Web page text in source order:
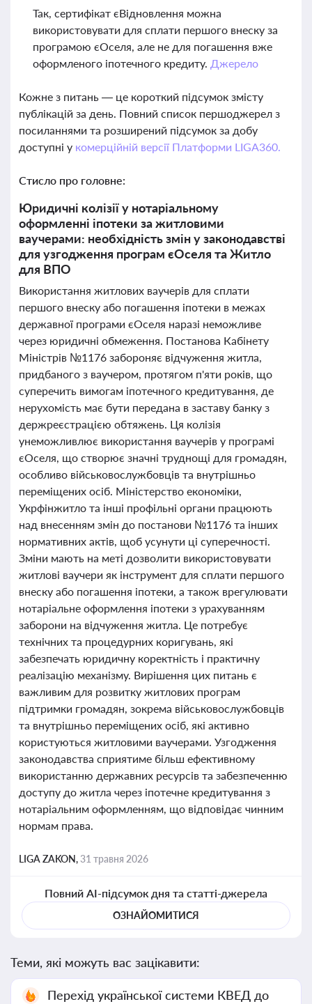
Так, сертифікат єВідновлення можна
використовувати для сплати першого внеску за
програмою єОселя, але не для погашення вже
оформленого іпотечного кредиту. Джерело
Кожне з питань — це короткий підсумок змісту
публікацій за день. Повний список першоджерел з
посиланнями та розширений підсумок за добу
доступні у комерційній версії Платформи LIGA360.
Стисло про головне:
Юридичні колізії у нотаріальному
оформленні іпотеки за житловими
ваучерами: необхідність змін у законодавстві
для узгодження програм єОселя та Житло
для ВПО
Використання житлових ваучерів для сплати
першого внеску або погашення іпотеки в межах
державної програми єОселя наразі неможливе
через юридичні обмеження. Постанова Кабінету
Міністрів №1176 забороняє відчуження житла,
придбаного з ваучером, протягом п'яти років, що
суперечить вимогам іпотечного кредитування, де
нерухомість має бути передана в заставу банку з
держреєстрацією обтяжень. Ця колізія
унеможливлює використання ваучерів у програмі
єОселя, що створює значні труднощі для громадян,
особливо військовослужбовців та внутрішньо
переміщених осіб. Міністерство економіки,
Укрфінжитло та інші профільні органи працюють
над внесенням змін до постанови №1176 та інших
нормативних актів, щоб усунути ці суперечності.
Зміни мають на меті дозволити використовувати
житлові ваучери як інструмент для сплати першого
внеску або погашення іпотеки, а також врегулювати
нотаріальне оформлення іпотеки з урахуванням
заборони на відчуження житла. Це потребує
технічних та процедурних коригувань, які
забезпечать юридичну коректність і практичну
реалізацію механізму. Вирішення цих питань є
важливим для розвитку житлових програм
підтримки громадян, зокрема військовослужбовців
та внутрішньо переміщених осіб, які активно
користуються житловими ваучерами. Узгодження
законодавства сприятиме більш ефективному
використанню державних ресурсів та забезпеченню
доступу до житла через іпотечне кредитування з
нотаріальним оформленням, що відповідає чинним
нормам права.
LIGA ZAKON,31 травня 2026
Повний AI-підсумок дня та статті-джерела
ОЗНАЙОМИТИСЯ
Теми, які можуть вас зацікавити:
Перехід української системи КВЕД до